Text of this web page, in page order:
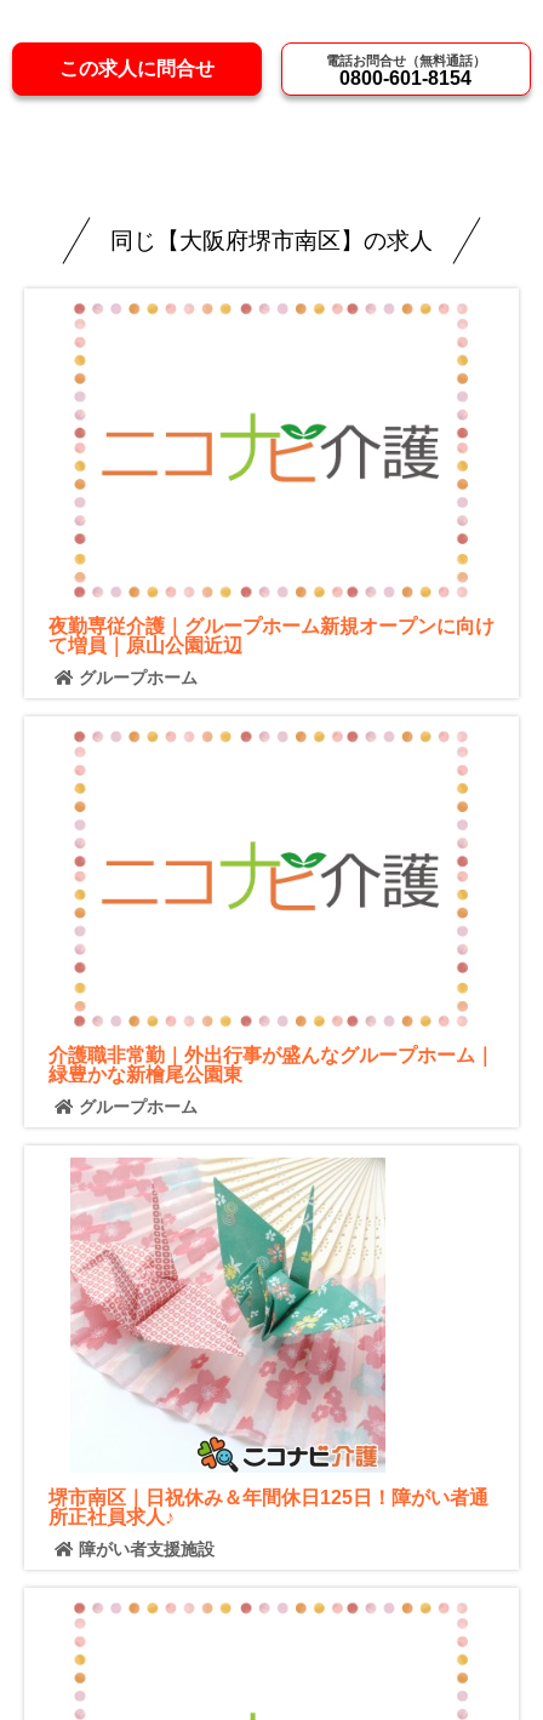
この求人に問合せ 電話お問合せ（無料通話）
0800-601-8154
同じ【大阪府堺市南区】の求人
夜勤専従介護｜グループホーム新規オープンに向け
て増員｜原山公園近辺
グループホーム
介護職非常勤｜外出行事が盛んなグループホーム｜
緑豊かな新檜尾公園東
グループホーム
堺市南区｜日祝休み＆年間休日125日！障がい者通
所正社員求人♪
障がい者支援施設